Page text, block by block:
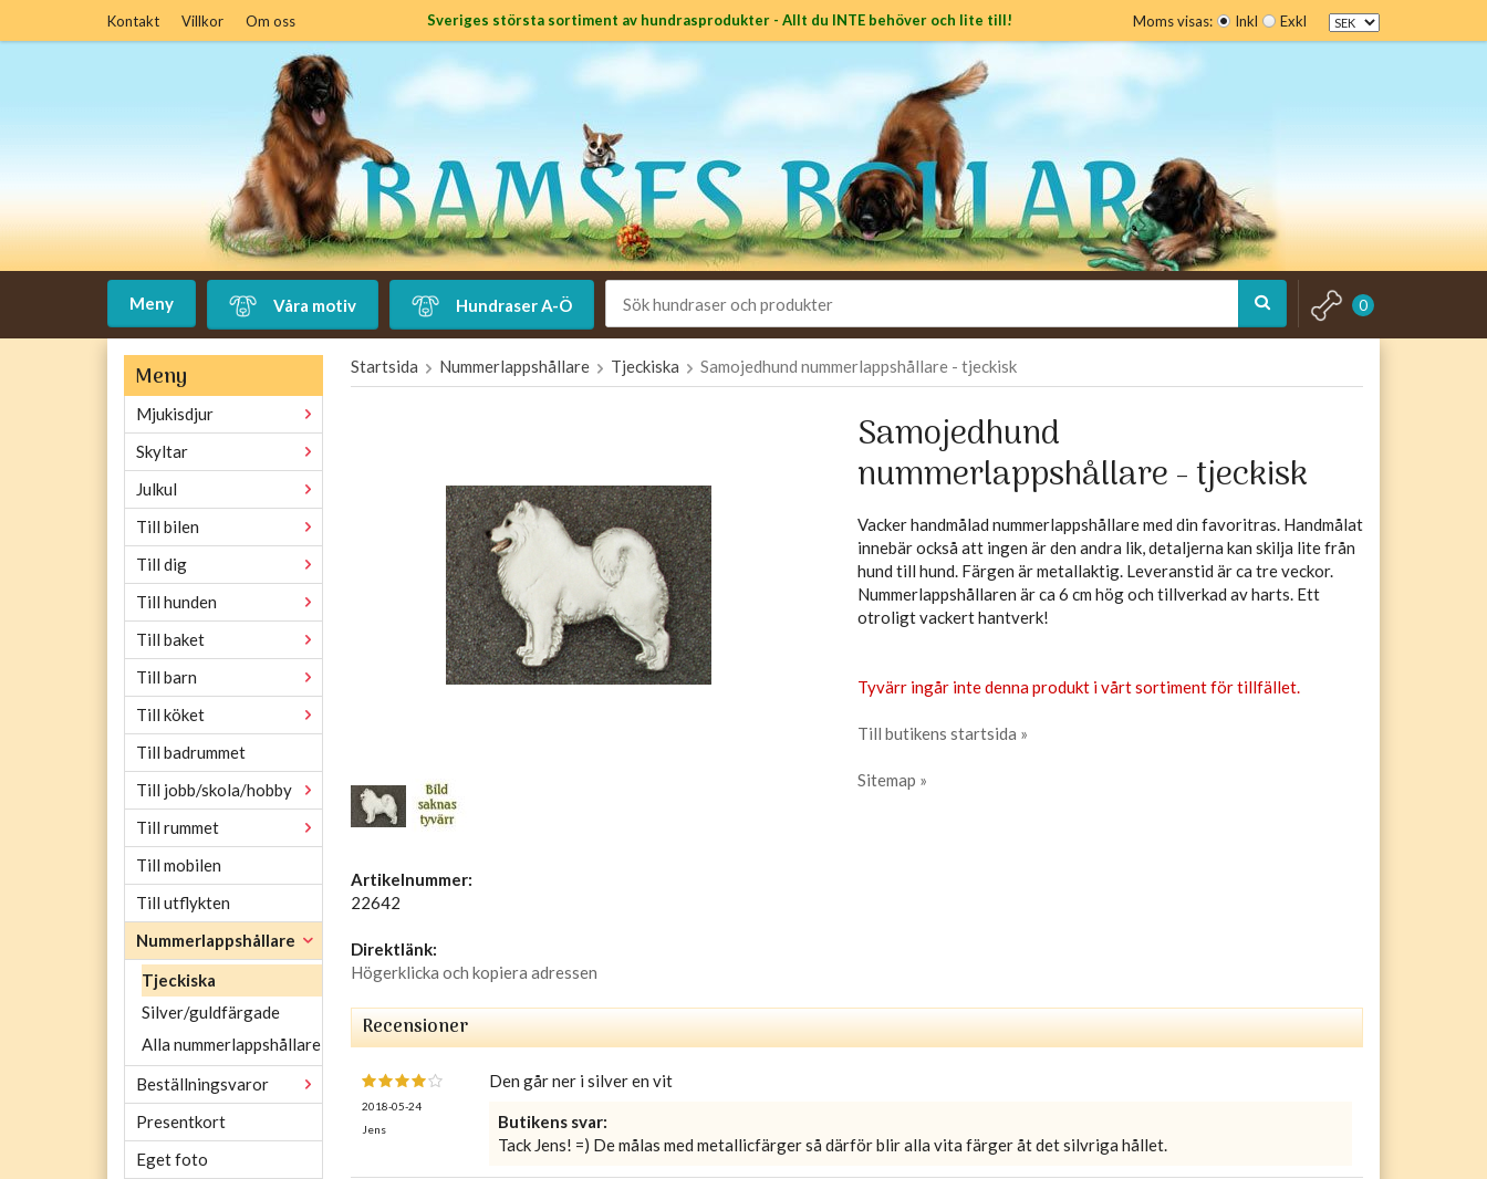
Kontakt Villkor Om oss Moms visas: Inkl Exkl
Sveriges största sortiment av hundrasprodukter - Allt du INTE behöver och lite till!
Meny Våra motiv Hundraser A-Ö 0
Meny
Mjukisdjur
Skyltar
Julkul
Till bilen
Till dig
Till hunden
Till baket
Till barn
Till köket
Till badrummet
Till jobb/skola/hobby
Till rummet
Till mobilen
Till utflykten
Nummerlappshållare
Tjeckiska
Silver/guldfärgade
Alla nummerlappshållare
Beställningsvaror
Presentkort
Eget foto
Startsida Nummerlappshållare Tjeckiska Samojedhund nummerlappshållare - tjeckisk
Samojedhund
nummerlappshållare - tjeckisk
Vacker handmålad nummerlappshållare med din favoritras. Handmålat
innebär också att ingen är den andra lik, detaljerna kan skilja lite från
hund till hund. Färgen är metallaktig. Leveranstid är ca tre veckor.
Nummerlappshållaren är ca 6 cm hög och tillverkad av harts. Ett
otroligt vackert hantverk!
Tyvärr ingår inte denna produkt i vårt sortiment för tillfället.
Till butikens startsida »
Sitemap »
Artikelnummer:
22642
Direktlänk:
Högerklicka och kopiera adressen
Recensioner
2018-05-24
Jens
Den går ner i silver en vit
Butikens svar:
Tack Jens! =) De målas med metallicfärger så därför blir alla vita färger åt det silvriga hållet.